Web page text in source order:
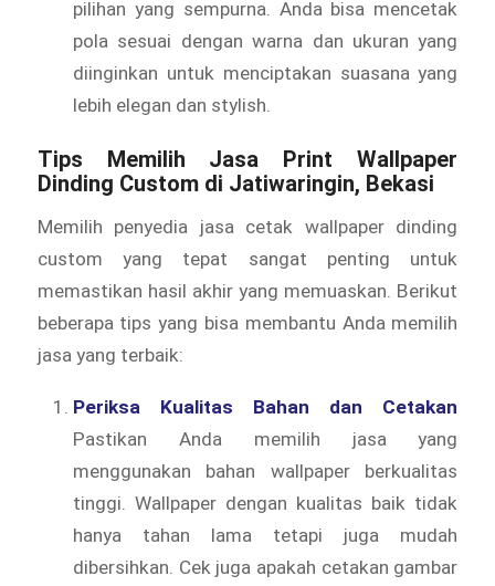
pilihan yang sempurna. Anda bisa mencetak
pola sesuai dengan warna dan ukuran yang
diinginkan untuk menciptakan suasana yang
lebih elegan dan stylish.
Tips Memilih Jasa Print Wallpaper
Dinding Custom di Jatiwaringin, Bekasi
Memilih penyedia jasa cetak wallpaper dinding
custom yang tepat sangat penting untuk
memastikan hasil akhir yang memuaskan. Berikut
beberapa tips yang bisa membantu Anda memilih
jasa yang terbaik:
Periksa Kualitas Bahan dan Cetakan
Pastikan Anda memilih jasa yang
menggunakan bahan wallpaper berkualitas
tinggi. Wallpaper dengan kualitas baik tidak
hanya tahan lama tetapi juga mudah
dibersihkan. Cek juga apakah cetakan gambar